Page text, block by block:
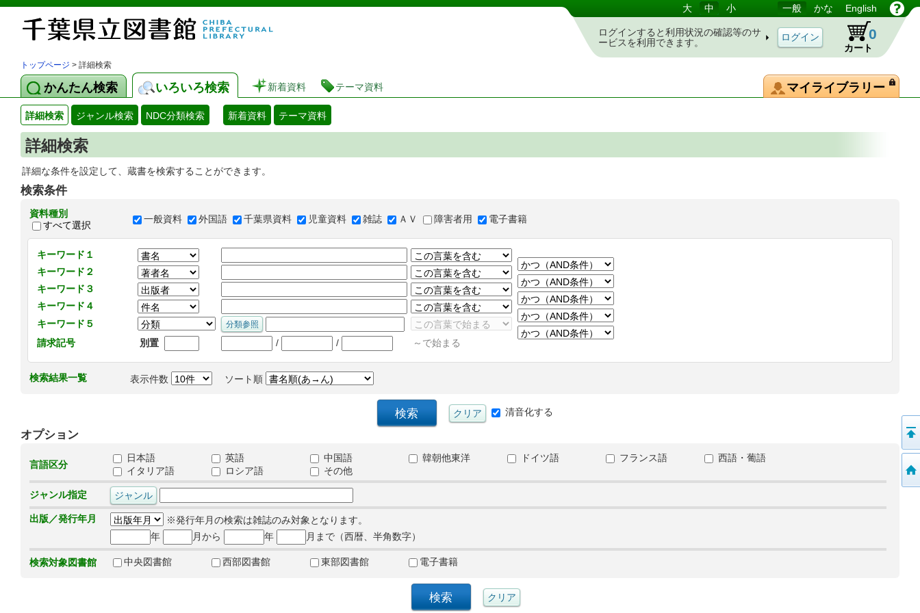
図書館 蔵書検索・予約システム 大 中 小 一般 かな English
ログインすると利用状況の確認等のサ
ービスを利用できます。
カート
0
トップページ > 詳細検索
かんたん検索 いろいろ検索 新着資料 テーマ資料 マイライブラリー
詳細検索 ジャンル検索 NDC分類検索 新着資料 テーマ資料
詳細検索
詳細な条件を設定して、蔵書を検索することができます。
検索条件
資料種別
すべて選択
一般資料 外国語 千葉県資料 児童資料 雑誌 ＡＶ 障害者用 電子書籍
キーワード１
キーワード２
キーワード３
キーワード４
キーワード５
請求記号
別置 / / ～で始まる
検索結果一覧 表示件数 ソート順
清音化する
オプション
言語区分
日本語 英語 中国語 韓朝他東洋 ドイツ語 フランス語
西語・葡語
イタリア語
ロシア語 その他
ジャンル指定
出版／発行年月
※発行年月の検索は雑誌のみ対象となります。
年
月から 年 月まで（西暦、半角数字）
検索対象図書館 中央図書館 西部図書館 東部図書館 電子書籍